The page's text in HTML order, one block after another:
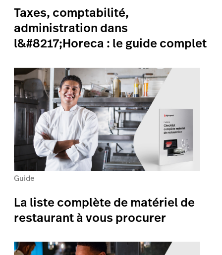
Taxes, comptabilité,
administration dans
l&#8217;Horeca : le guide complet
Guide
La liste complète de matériel de
restaurant à vous procurer